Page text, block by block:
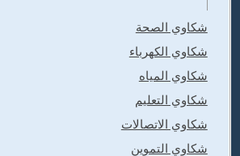
شكاوي الصحة
شكاوي الكهرباء
شكاوي المياه
شكاوي التعليم
شكاوي الاتصالات
شكاوي التموين